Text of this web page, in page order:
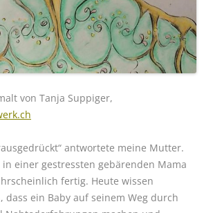
von Tanja Suppiger,
antwortete meine Mutter.
in einer gestressten gebärenden Mama
fertig. Heute wissen
dass ein Baby auf seinem Weg durch